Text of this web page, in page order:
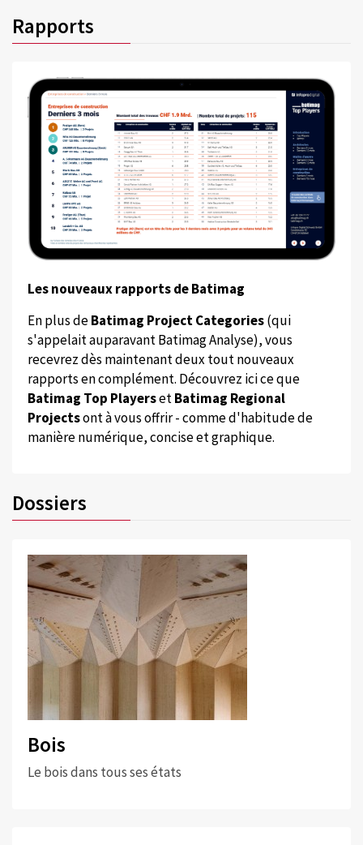
Rapports
Les nouveaux rapports de Batimag
En plus deBatimag Project Categories(qui
s'appelait auparavant Batimag Analyse), vous
recevrez dès maintenant deux tout nouveaux
rapports en complément. Découvrez ici ce que
Batimag Top PlayersetBatimag Regional
Projectsont à vous offrir - comme d'habitude de
manière numérique, concise et graphique.
Dossiers
Bois
Le bois dans tous ses états